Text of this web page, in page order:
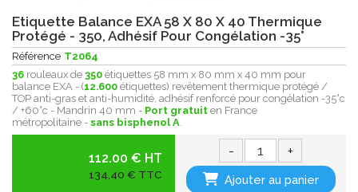
Etiquette Balance EXA 58 X 80 X 40 Thermique
Protégé - 350, Adhésif Pour Congélation -35°
Référence T2064
36 rouleaux de 350 étiquettes 58 mm x 80 mm x 40 mm pour
balance EXA - (12.600 étiquettes) revêtement thermique protégé /
TOP anti-gras et anti-humidité, adhésif renforcé pour congélation -35°c
/ +60°c - Mandrin 40 mm - Port gratuit en France
métropolitaine - sans bisphenol A.
112.00 € HT
134,40 € TTC
- +
Ajouter au panier